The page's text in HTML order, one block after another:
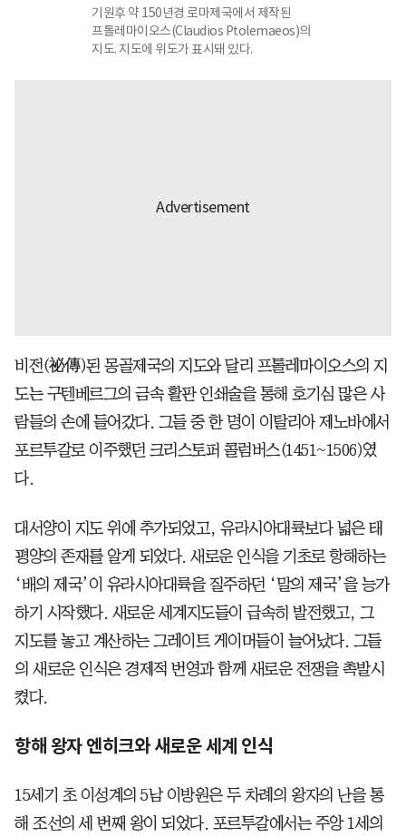
기원후 약 150년경 로마제국에서 제작된
프톨레마이오스(Claudios Ptolemaeos)의
지도. 지도에 위도가 표시돼 있다.
비전(祕傳)된 몽골제국의 지도와 달리 프톨레마이오스의 지
도는 구텐베르그의 금속 활판 인쇄술을 통해 호기심 많은 사
람들의 손에 들어갔다. 그들 중 한 명이 이탈리아 제노바에서
포르투갈로 이주했던 크리스토퍼 콜럼버스(1451~1506)였
다.
대서양이 지도 위에 추가되었고, 유라시아대륙보다 넓은 태
평양의 존재를 알게 되었다. 새로운 인식을 기초로 항해하는
‘배의 제국’이 유라시아대륙을 질주하던 ‘말의 제국’을 능가
하기 시작했다. 새로운 세계지도들이 급속히 발전했고, 그
지도를 놓고 계산하는 그레이트 게이머들이 늘어났다. 그들
의 새로운 인식은 경제적 번영과 함께 새로운 전쟁을 촉발시
켰다.
항해 왕자 엔히크와 새로운 세계 인식
15세기 초 이성계의 5남 이방원은 두 차례의 왕자의 난을 통
해 조선의 세 번째 왕이 되었다. 포르투갈에서는 주앙 1세의